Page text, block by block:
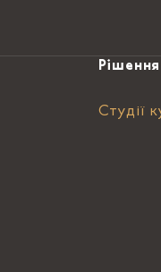
Студії